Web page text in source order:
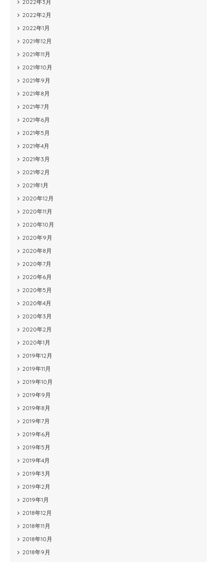
2022年3月
2022年2月
2022年1月
2021年12月
2021年11月
2021年10月
2021年9月
2021年8月
2021年7月
2021年6月
2021年5月
2021年4月
2021年3月
2021年2月
2021年1月
2020年12月
2020年11月
2020年10月
2020年9月
2020年8月
2020年7月
2020年6月
2020年5月
2020年4月
2020年3月
2020年2月
2020年1月
2019年12月
2019年11月
2019年10月
2019年9月
2019年8月
2019年7月
2019年6月
2019年5月
2019年4月
2019年3月
2019年2月
2019年1月
2018年12月
2018年11月
2018年10月
2018年9月